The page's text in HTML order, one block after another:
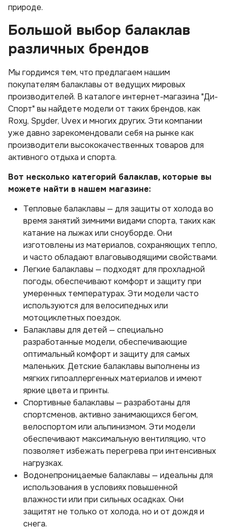
природе.
Большой выбор балаклав
различных брендов
Мы гордимся тем, что предлагаем нашим
покупателям балаклавы от ведущих мировых
производителей. В каталоге интернет-магазина "Ди-
Спорт" вы найдете модели от таких брендов, как
Roxy, Spyder, Uvex и многих других. Эти компании
уже давно зарекомендовали себя на рынке как
производители высококачественных товаров для
активного отдыха и спорта.
Вот несколько категорий балаклав, которые вы
можете найти в нашем магазине:
Тепловые балаклавы — для защиты от холода во
время занятий зимними видами спорта, таких как
катание на лыжах или сноуборде. Они
изготовлены из материалов, сохраняющих тепло,
и часто обладают влаговыводящими свойствами.
Легкие балаклавы — подходят для прохладной
погоды, обеспечивают комфорт и защиту при
умеренных температурах. Эти модели часто
используются для велосипедных или
мотоциклетных поездок.
Балаклавы для детей — специально
разработанные модели, обеспечивающие
оптимальный комфорт и защиту для самых
маленьких. Детские балаклавы выполнены из
мягких гипоаллергенных материалов и имеют
яркие цвета и принты.
Спортивные балаклавы — разработаны для
спортсменов, активно занимающихся бегом,
велоспортом или альпинизмом. Эти модели
обеспечивают максимальную вентиляцию, что
позволяет избежать перегрева при интенсивных
нагрузках.
Водонепроницаемые балаклавы — идеальны для
использования в условиях повышенной
влажности или при сильных осадках. Они
защитят не только от холода, но и от дождя и
снега.